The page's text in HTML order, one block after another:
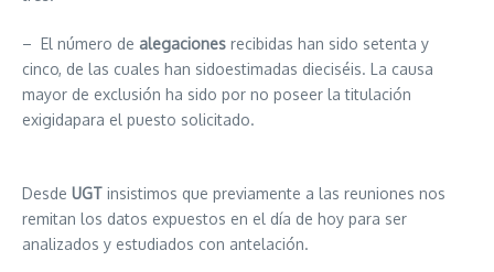
– El número de alegaciones recibidas han sido setenta y
cinco, de las cuales han sidoestimadas dieciséis. La causa
mayor de exclusión ha sido por no poseer la titulación
exigidapara el puesto solicitado.
Desde UGT insistimos que previamente a las reuniones nos
remitan los datos expuestos en el día de hoy para ser
analizados y estudiados con antelación.